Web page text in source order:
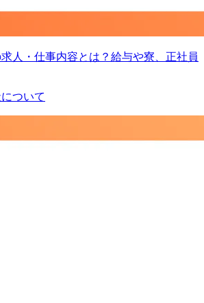
求人・仕事内容とは？給与や寮、正社員
ついて